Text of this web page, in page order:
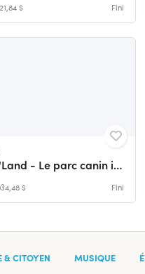
$ Fini
Woof'Land - Le parc canin indoor
$ Fini
CITOYEN MUSIQUE